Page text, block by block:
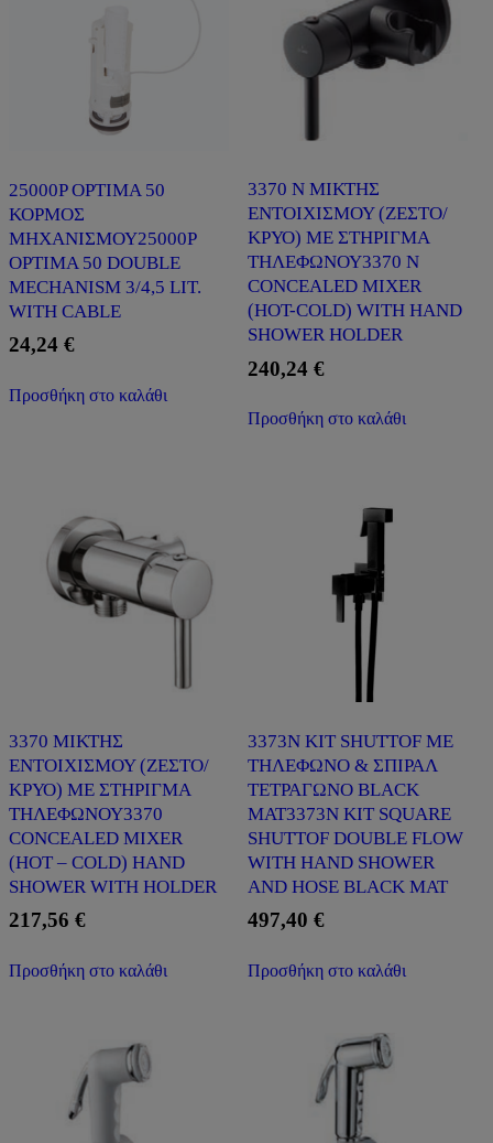
25000P OPTIMA 50
ΚΟΡΜΟΣ
ΜΗΧΑΝΙΣΜΟΥ25000P
OPTIMA 50 DOUBLE
MECHANISM 3/4,5 LIT.
WITH CABLE
24,24 €
Προσθήκη στο καλάθι
3370 N ΜΙΚΤΗΣ
ΕΝΤΟΙΧΙΣΜΟΥ (ΖΕΣΤΟ/
ΚΡΥΟ) ΜΕ ΣΤΗΡΙΓΜΑ
ΤΗΛΕΦΩΝΟΥ3370 N
CONCEALED MIXER
(HOT-COLD) WITH HAND
SHOWER HOLDER
240,24 €
Προσθήκη στο καλάθι
3370 ΜΙΚΤΗΣ
ΕΝΤΟΙΧΙΣΜΟΥ (ΖΕΣΤΟ/
ΚΡΥΟ) ΜΕ ΣΤΗΡΙΓΜΑ
ΤΗΛΕΦΩΝΟΥ3370
CONCEALED MIXER
(HOT – COLD) HAND
SHOWER WITH HOLDER
217,56 €
Προσθήκη στο καλάθι
3373N KIT SHUTTOF ΜΕ
ΤΗΛΕΦΩΝΟ & ΣΠΙΡΑΛ
ΤΕΤΡΑΓΩΝΟ BLACK
MAT3373N KIT SQUARE
SHUTTOF DOUBLE FLOW
WITH HAND SHOWER
AND HOSE BLACK MAT
497,40 €
Προσθήκη στο καλάθι